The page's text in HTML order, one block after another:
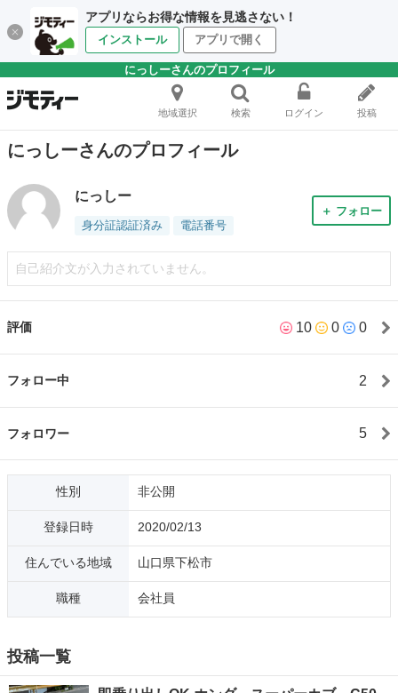
アプリならお得な情報を見逃さない！
インストール アプリで開く
にっしーさんのプロフィール
地域選択 検索 ログイン 投稿
にっしーさんのプロフィール
にっしー
身分証認証済み 電話番号
＋ フォロー
自己紹介文が入力されていません。
評価 10 0 0
フォロー中 2
フォロワー 5
性別 非公開
登録日時 2020/02/13
住んでいる地域 山口県下松市
職種 会社員
投稿一覧